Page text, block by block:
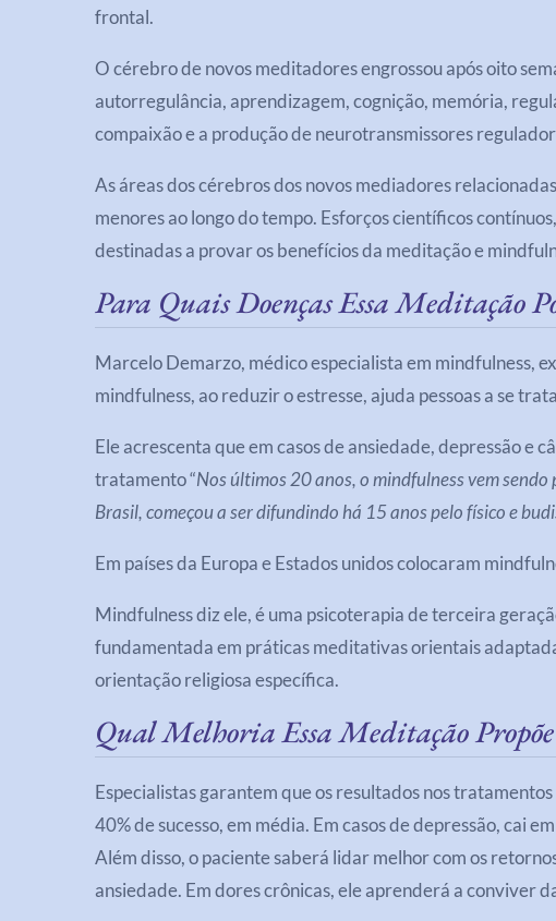
frontal.
O cérebro de novos meditadores engrossou após oito
autorregulância, aprendizagem, cognição, memória,
compaixão e a produção de neurotransmissores
As áreas dos cérebros dos novos mediadores
menores ao longo do tempo. Esforços científicos
destinadas a provar os benefícios da meditação e
Para Quais Doenças Essa Meditação
Marcelo Demarzo, médico especialista em mindfulness,
mindfulness, ao reduzir o estresse, ajuda pessoas a se
Ele acrescenta que em casos de ansiedade, depressão e
tratamento “Nos últimos 20 anos, o mindfulness vem
Brasil, começou a ser difundindo há 15 anos pelo físico e
Em países da Europa e Estados unidos colocaram
Mindfulness diz ele, é uma psicoterapia de terceira
fundamentada em práticas meditativas orientais
orientação religiosa específica.
Qual Melhoria Essa Meditação Propõe
Especialistas garantem que os resultados nos
40% de sucesso, em média. Em casos de depressão, cai
Além disso, o paciente saberá lidar melhor com os
ansiedade. Em dores crônicas, ele aprenderá a conviver